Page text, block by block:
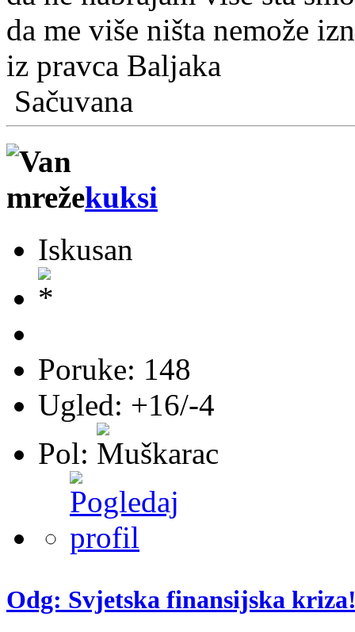
da me više ništa nemože
iz pravca Baljaka
Sačuvana
kuksi
Iskusan
Poruke: 148
Ugled: +16/-4
Pol:
Odg: Svjetska finansijska